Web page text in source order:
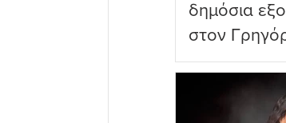
δημόσια
στον
όνειρα